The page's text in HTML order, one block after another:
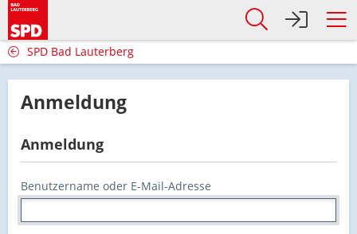
SPD Bad Lauterberg
Anmeldung
Anmeldung
Benutzername oder E-Mail-Adresse